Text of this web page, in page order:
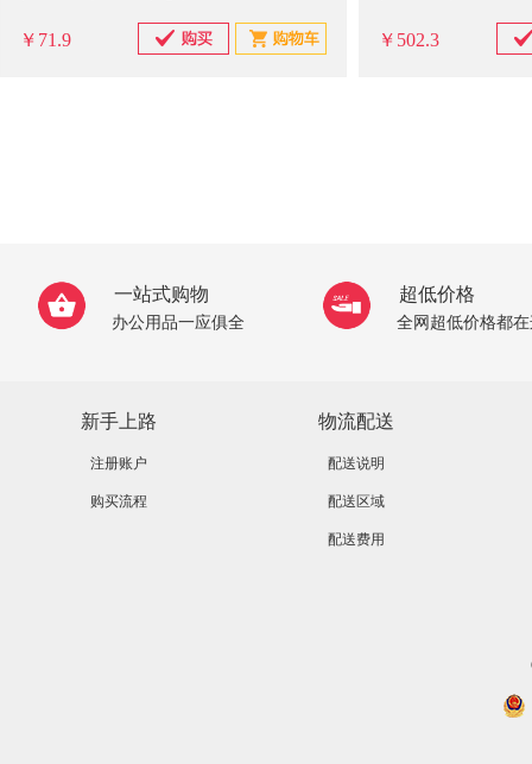
￥71.9 ￥502.3
一站式购物
办公用品一应俱全
超低价格
全网超低价格都
新手上路
注册账户
购买流程
物流配送
配送说明
配送区域
配送费用